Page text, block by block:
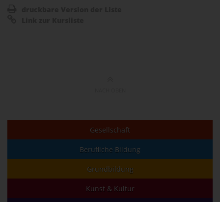
Gesellschaft
Berufliche Bildung
Grundbildung
Kunst & Kultur